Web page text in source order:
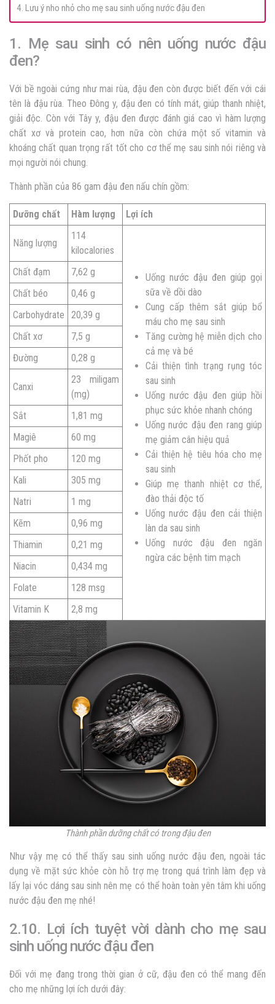
4. Lưu ý nho nhỏ cho mẹ sau sinh uống nước đậu đen
1. Mẹ sau sinh có nên uống nước đậu
đen?
Với bề ngoài cứng như mai rùa, đậu đen còn được biết đến với cái
tên là đậu rùa. Theo Đông y, đậu đen có tính mát, giúp thanh nhiệt,
giải độc. Còn với Tây y, đậu đen được đánh giá cao vì hàm lượng
chất xơ và protein cao, hơn nữa còn chứa một số vitamin và
khoáng chất quan trọng rất tốt cho cơ thể mẹ sau sinh nói riêng và
mọi người nói chung.
Thành phần của 86 gam đậu đen nấu chín gồm:
Dưỡng chất Hàm lượng Lợi ích
Năng lượng
114
kilocalories
Uống nước đậu đen giúp gọi
sữa về dồi dào
Cung cấp thêm sắt giúp bổ
máu cho mẹ sau sinh
Tăng cường hệ miễn dịch cho
cả mẹ và bé
Cải thiện tình trạng rụng tóc
sau sinh
Uống nước đậu đen giúp hồi
phục sức khỏe nhanh chóng
Uống nước đậu đen rang giúp
mẹ giảm cân hiệu quả
Cải thiện hệ tiêu hóa cho mẹ
sau sinh
Giúp mẹ thanh nhiệt cơ thể,
đào thải độc tố
Uống nước đậu đen cải thiện
làn da sau sinh
Uống nước đậu đen ngăn
ngừa các bệnh tim mạch
Chất đạm
7,62 g
Chất béo
0,46 g
Carbohydrate
20,39 g
Chất xơ
7,5 g
Đường
0,28 g
Canxi
23 miligam
(mg)
Sắt
1,81 mg
Magiê
60 mg
Phốt pho
120 mg
Kali
305 mg
Natri
1 mg
Kẽm
0,96 mg
Thiamin
0,21 mg
Niacin
0,434 mg
Folate
128 msg
Vitamin K
2,8 mg
Thành phần dưỡng chất có trong đậu đen
Như vậy mẹ có thể thấy sau sinh uống nước đậu đen, ngoài tác
dụng về mặt sức khỏe còn hỗ trợ mẹ trong quá trình làm đẹp và
lấy lại vóc dáng sau sinh nên mẹ có thể hoàn toàn yên tâm khi uống
nước đậu đen mẹ nhé!
2.10. Lợi ích tuyệt vời dành cho mẹ sau
sinh uống nước đậu đen
Đối với mẹ đang trong thời gian ở cữ, đậu đen có thể mang đến
cho mẹ những lợi ích dưới đây: